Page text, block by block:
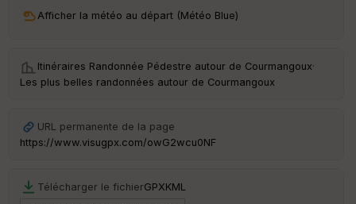
Afficher la météo au départ (Météo Blue)
Itinéraires Randonnée Pédestre autour de Courmangoux·
Les plus belles randonnées autour de Courmangoux
URL permanente de la page
https://www.visugpx.com/owG2wcu0NF
Télécharger le fichierGPXKML